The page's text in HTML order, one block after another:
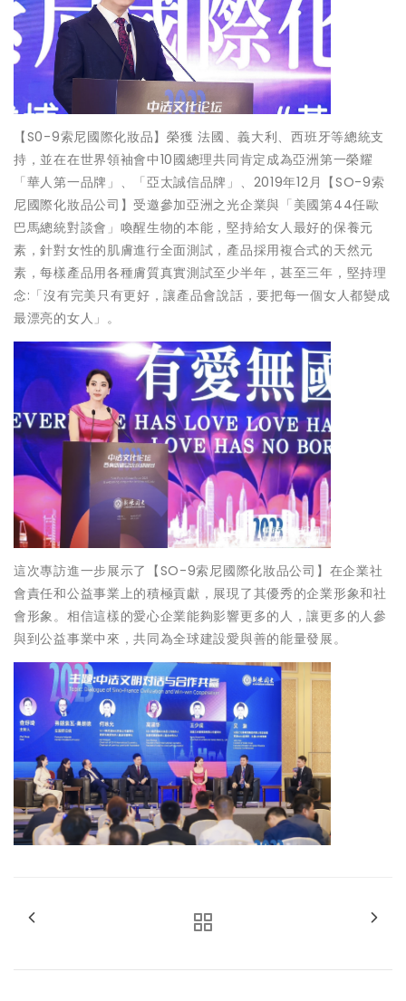
【S0-9索尼國際化妝品】榮獲 法國、義大利、西班牙等總統支
持，並在在世界領袖會中10國總理共同肯定成為亞洲第一榮耀
「華人第一品牌」、「亞太誠信品牌」、2019年12月【SO-9索
尼國際化妝品公司】受邀參加亞洲之光企業與「美國第44任歐
巴馬總統對談會」喚醒生物的本能，堅持給女人最好的保養元
素，針對女性的肌膚進行全面測試，產品採用複合式的天然元
素，每樣產品用各種膚質真實測試至少半年，甚至三年，堅持理
念:「沒有完美只有更好，讓產品會說話，要把每一個女人都變成
最漂亮的女人」。
這次專訪進一步展示了【SO-9索尼國際化妝品公司】在企業社
會責任和公益事業上的積極貢獻，展現了其優秀的企業形象和社
會形象。相信這樣的愛心企業能夠影響更多的人，讓更多的人參
與到公益事業中來，共同為全球建設愛與善的能量發展。